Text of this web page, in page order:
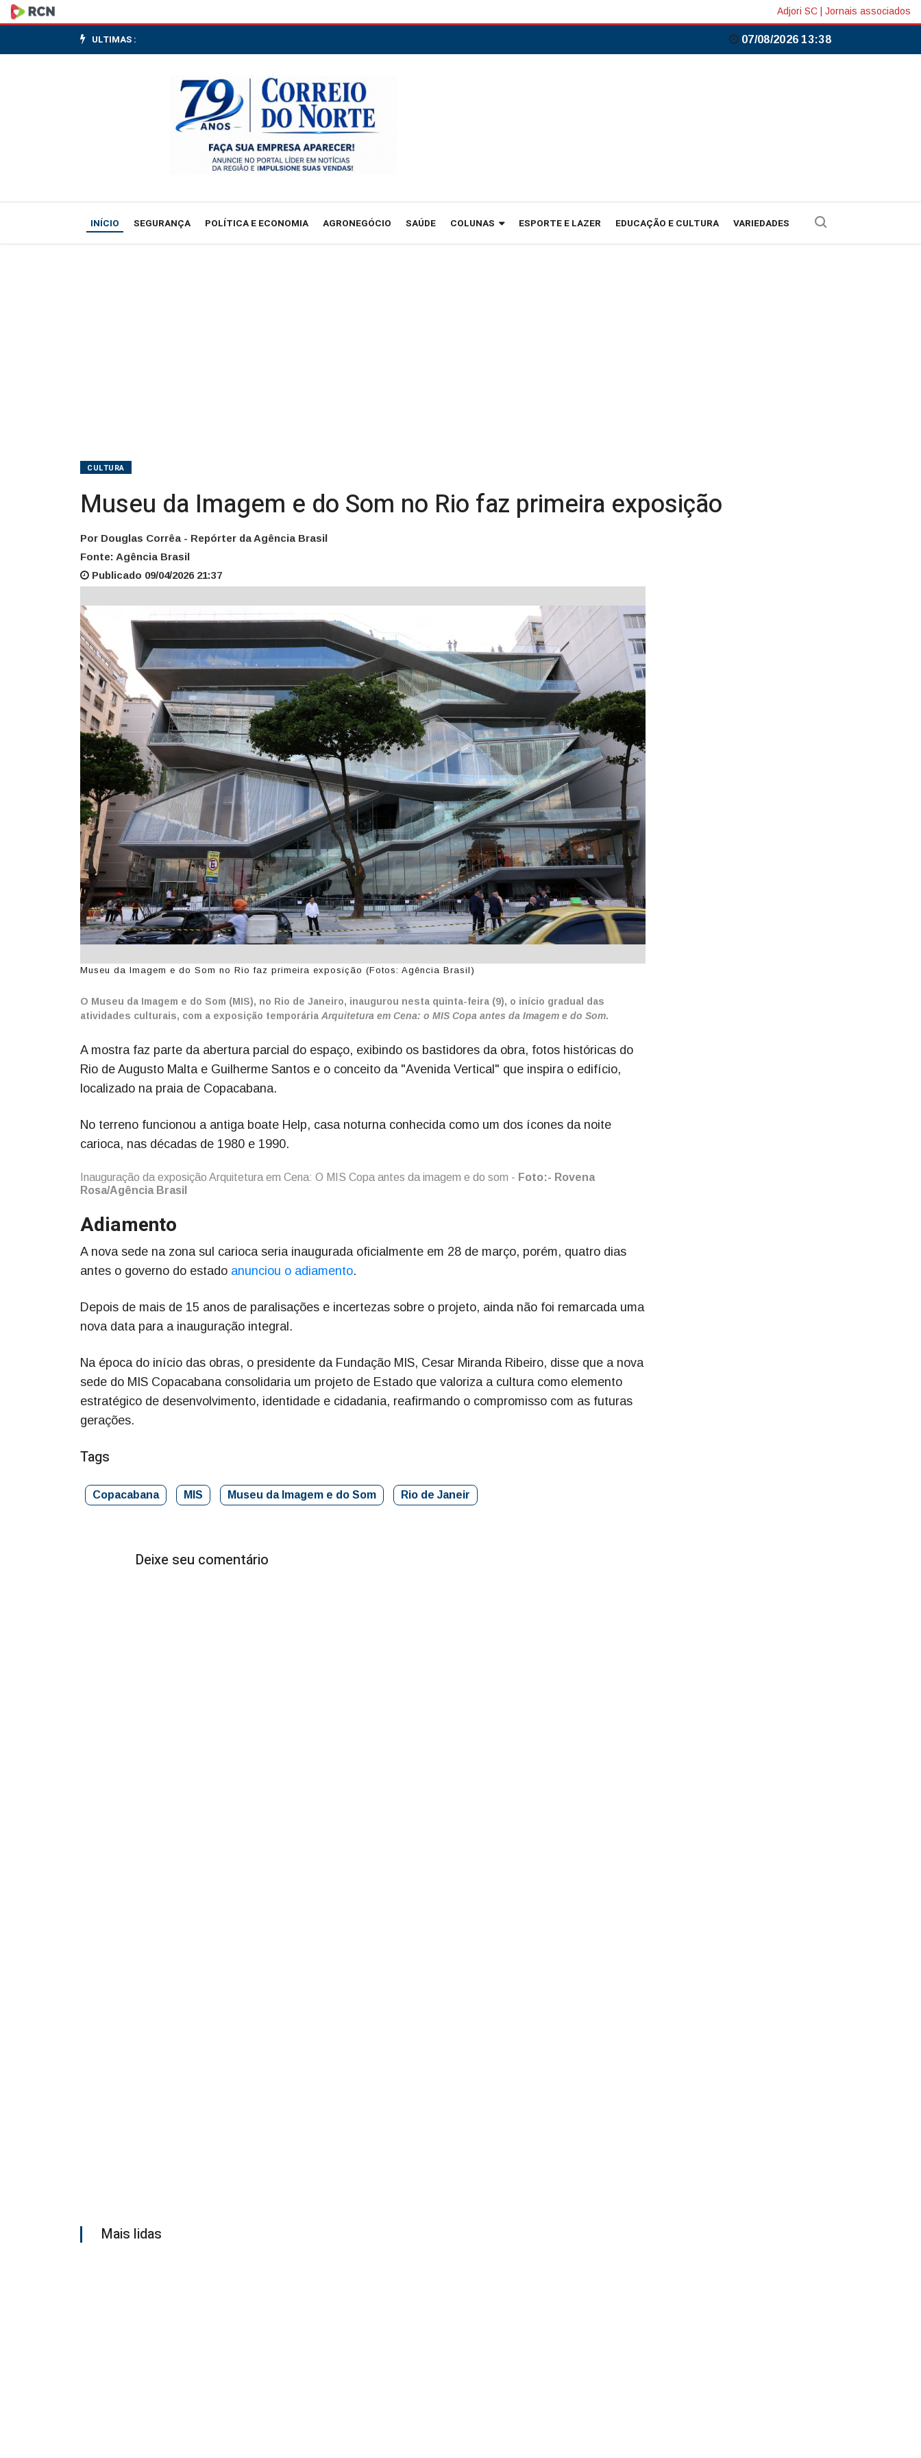
Museu
da
no
Adjori SC Jornais associados
ULTIMAS : 07/08/2026 13:38
INÍCIO SEGURANÇA POLÍTICA E ECONOMIA AGRONEGÓCIO SAÚDE COLUNAS ESPORTE E LAZER EDUCAÇÃO E CULTURA VARIEDADES
CULTURA
Museu da Imagem e do Som no Rio faz primeira exposição
Por Douglas Corrêa - Repórter da Agência Brasil
Fonte: Agência Brasil
Publicado 09/04/2026 21:37
Museu da Imagem e do Som no Rio faz primeira exposição (Fotos: Agência Brasil)
O Museu da Imagem e do Som (MIS), no Rio de Janeiro, inaugurou nesta quinta-feira (9), o início gradual das
atividades culturais, com a exposição temporária Arquitetura em Cena: o MIS Copa antes da Imagem e do Som.
A mostra faz parte da abertura parcial do espaço, exibindo os bastidores da obra, fotos históricas do
Rio de Augusto Malta e Guilherme Santos e o conceito da "Avenida Vertical" que inspira o edifício,
localizado na praia de Copacabana.
No terreno funcionou a antiga boate Help, casa noturna conhecida como um dos ícones da noite
carioca, nas décadas de 1980 e 1990.
Inauguração da exposição Arquitetura em Cena: O MIS Copa antes da imagem e do som - Foto:- Rovena
Rosa/Agência Brasil
Adiamento
A nova sede na zona sul carioca seria inaugurada oficialmente em 28 de março, porém, quatro dias
antes o governo do estado anunciou o adiamento.
Depois de mais de 15 anos de paralisações e incertezas sobre o projeto, ainda não foi remarcada uma
nova data para a inauguração integral.
Na época do início das obras, o presidente da Fundação MIS, Cesar Miranda Ribeiro, disse que a nova
sede do MIS Copacabana consolidaria um projeto de Estado que valoriza a cultura como elemento
estratégico de desenvolvimento, identidade e cidadania, reafirmando o compromisso com as futuras
gerações.
Tags
Copacabana MIS Museu da Imagem e do Som Rio de Janeir
Deixe seu comentário
Mais lidas